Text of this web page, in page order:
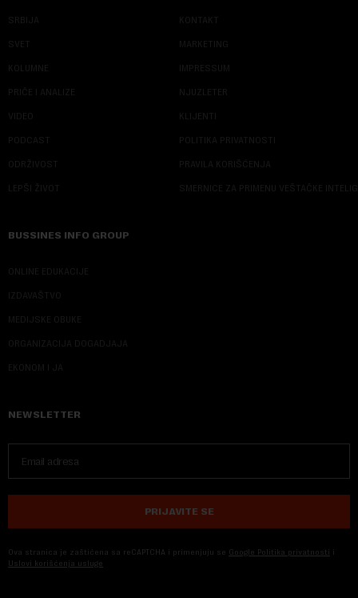
SRBIJA
SVET
KOLUMNE
PRIČE I ANALIZE
VIDEO
PODCAST
ODRŽIVOST
LEPŠI ŽIVOT
KONTAKT
MARKETING
IMPRESSUM
NJUZLETER
KLIJENTI
POLITIKA PRIVATNOSTI
PRAVILA KORIŠĆENJA
SMERNICE ZA PRIMENU VEŠTAČKE
BUSSINES INFO GROUP
ONLINE EDUKACIJE
IZDAVAŠTVO
MEDIJSKE OBUKE
ORGANIZACIJA DOGADJAJA
EKONOM I JA
NEWSLETTER
PRIJAVITE SE
Ova stranica je zaštićena sa reCAPTCHA i primenjuju se Google Politika privatnosti i
Uslovi korišćenja usluge